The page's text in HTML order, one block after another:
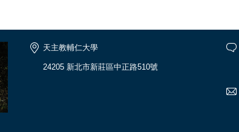
天主教輔仁大學
24205 新北市新莊區中正路510號